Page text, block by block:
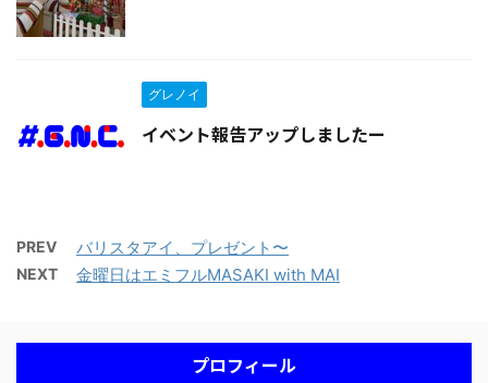
グレノイ
イベント報告アップしましたー
PREV バリスタアイ、プレゼント〜
NEXT 金曜日はエミフルMASAKI with MAI
プロフィール